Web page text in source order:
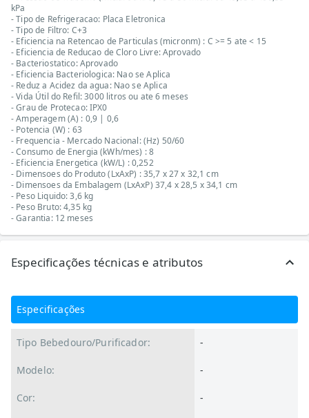
kPa
- Tipo de Refrigeracao: Placa Eletronica
- Tipo de Filtro: C+3
- Eficiencia na Retencao de Particulas (micronm) : C >= 5 ate < 15
- Eficiencia de Reducao de Cloro Livre: Aprovado
- Bacteriostatico: Aprovado
- Eficiencia Bacteriologica: Nao se Aplica
- Reduz a Acidez da agua: Nao se Aplica
- Vida Útil do Refil: 3000 litros ou ate 6 meses
- Grau de Protecao: IPX0
- Amperagem (A) : 0,9 | 0,6
- Potencia (W) : 63
- Frequencia - Mercado Nacional: (Hz) 50/60
- Consumo de Energia (kWh/mes) : 8
- Eficiencia Energetica (kW/L) : 0,252
- Dimensoes do Produto (LxAxP) : 35,7 x 27 x 32,1 cm
- Dimensoes da Embalagem (LxAxP) 37,4 x 28,5 x 34,1 cm
- Peso Liquido: 3,6 kg
- Peso Bruto: 4,35 kg
- Garantia: 12 meses
Especificações técnicas e atributos
Especificações
Tipo Bebedouro/Purificador: -
Modelo: -
Cor: -